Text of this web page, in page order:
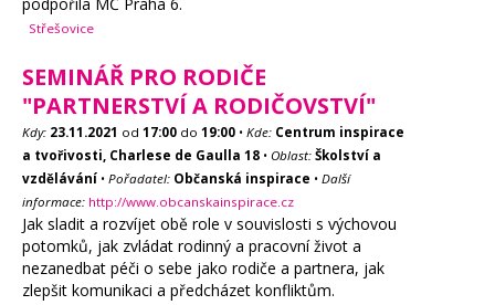
Střešovice
SEMINÁŘ PRO RODIČE
"PARTNERSTVÍ A RODIČOVSTVÍ"
Kdy: 23.11.2021 od 17:00 do 19:00 • Kde: Centrum inspirace
a tvořivosti, Charlese de Gaulla 18 • Oblast: Školství a
vzdělávání • Pořadatel: Občanská inspirace • Další
informace: http://www.obcanskainspirace.cz
Jak sladit a rozvíjet obě role v souvislosti s výchovou
potomků, jak zvládat rodinný a pracovní život a
nezanedbat péči o sebe jako rodiče a partnera, jak
zlepšit komunikaci a předcházet konfliktům.